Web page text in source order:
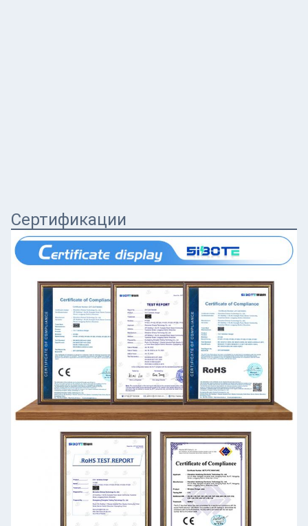
Сертификации